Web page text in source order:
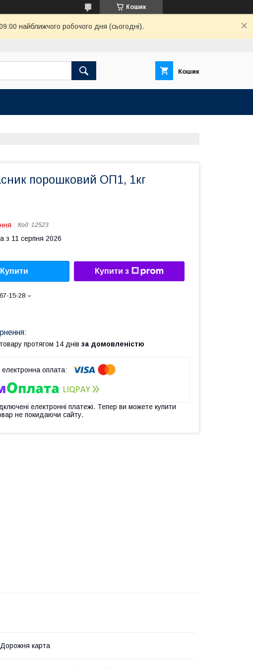
Кошик
найближчого робочого дня (сьогодні).
Кошик
порошковий ОП1, 1кг
Код: 12523
з 11 серпня 2026
Купити Купити з
15-28
протягом 14 днів за домовленістю
електронні платежі. Тепер ви можете купити
не покидаючи сайту.
Дорожня карта